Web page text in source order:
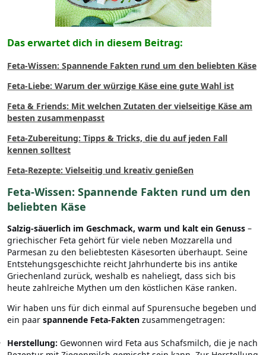
Das erwartet dich in diesem Beitrag:
Feta-Wissen: Spannende Fakten rund um den beliebten Käse
Feta-Liebe: Warum der würzige Käse eine gute Wahl ist
Feta & Friends: Mit welchen Zutaten der vielseitige Käse am
besten zusammenpasst
Feta-Zubereitung: Tipps & Tricks, die du auf jeden Fall
kennen solltest
Feta-Rezepte: Vielseitig und kreativ genießen
Feta-Wissen: Spannende Fakten rund um den
beliebten Käse
Salzig-säuerlich im Geschmack, warm und kalt ein Genuss –
griechischer Feta gehört für viele neben Mozzarella und
Parmesan zu den beliebtesten Käsesorten überhaupt. Seine
Entstehungsgeschichte reicht Jahrhunderte bis ins antike
Griechenland zurück, weshalb es naheliegt, dass sich bis
heute zahlreiche Mythen um den köstlichen Käse ranken.
Wir haben uns für dich einmal auf Spurensuche begeben und
ein paar spannende Feta-Fakten zusammengetragen:
Herstellung: Gewonnen wird Feta aus Schafsmilch, die je nach